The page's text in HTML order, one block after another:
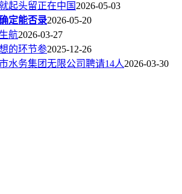
起头留正在中国2026-05-03
定能否录2026-05-20
航2026-03-27
的环节参2025-12-26
水务集团无限公司聘请14人2026-03-30